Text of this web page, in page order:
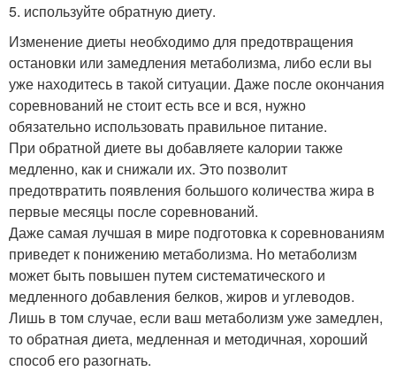
5. используйте обратную диету.
Изменение диеты необходимо для предотвращения
остановки или замедления метаболизма, либо если вы
уже находитесь в такой ситуации. Даже после окончания
соревнований не стоит есть все и вся, нужно
обязательно использовать правильное питание.
При обратной диете вы добавляете калории также
медленно, как и снижали их. Это позволит
предотвратить появления большого количества жира в
первые месяцы после соревнований.
Даже самая лучшая в мире подготовка к соревнованиям
приведет к понижению метаболизма. Но метаболизм
может быть повышен путем систематического и
медленного добавления белков, жиров и углеводов.
Лишь в том случае, если ваш метаболизм уже замедлен,
то обратная диета, медленная и методичная, хороший
способ его разогнать.